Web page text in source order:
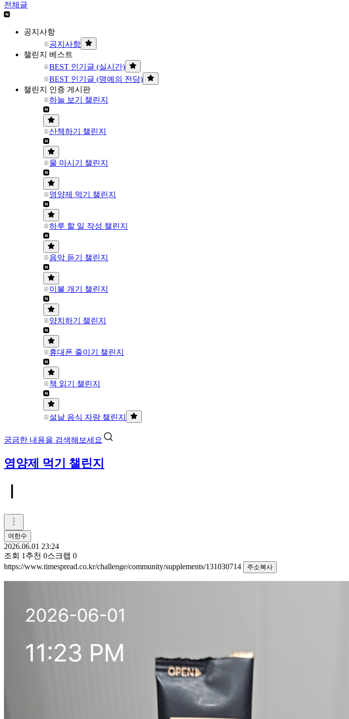
전체글
공지사항
공지사항
챌린지 베스트
BEST 인기글 (실시간)
BEST 인기글 (명예의 전당)
챌린지 인증 게시판
하늘 보기 챌린지
산책하기 챌린지
물 마시기 챌린지
영양제 먹기 챌린지
하루 할 일 작성 챌린지
음악 듣기 챌린지
이불 개기 챌린지
양치하기 챌린지
휴대폰 줄이기 챌린지
책 읽기 챌린지
설날 음식 자랑 챌린지
궁금한 내용을 검색해보세요
영양제 먹기 챌린지
여한수
2026.06.01 23:24
조회 1 추천 0스크랩 0
https://www.timespread.co.kr/challenge/community/supplements/131030714
주소복사